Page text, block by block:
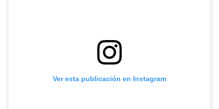
Ver esta publicación en Instagram